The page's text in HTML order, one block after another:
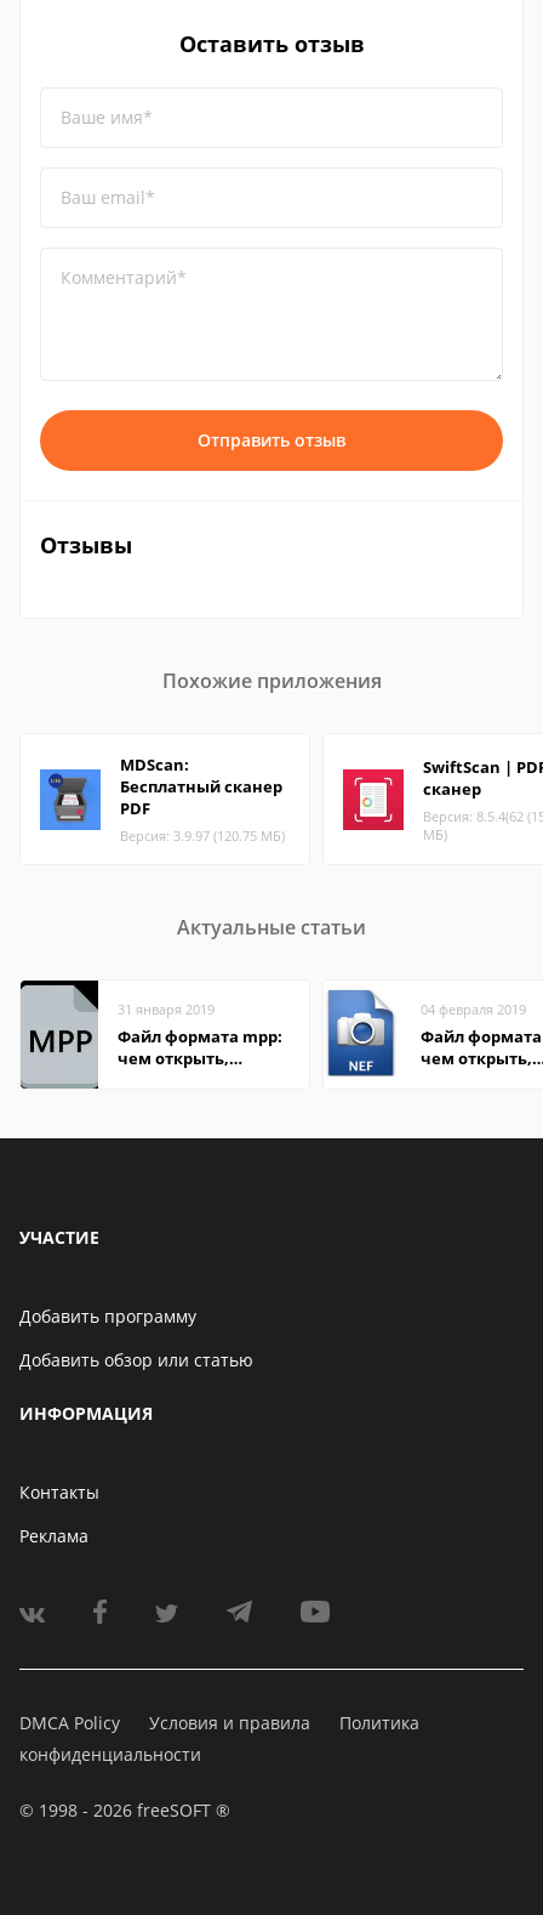
Оставить отзыв
Ваше имя*
Ваш email*
Комментарий*
Отправить отзыв
Отзывы
Похожие приложения
MDScan:
Бесплатный сканер
PDF
Версия: 3.9.97 (120.75 МБ)
SwiftScan |
сканер
Версия: 8.5.4(62
МБ)
Актуальные статьи
31 января 2019
Файл формата mpp:
чем открыть,
04 февраля 2019
Файл формата
чем открыть,
УЧАСТИЕ
Добавить программу
Добавить обзор или статью
ИНФОРМАЦИЯ
Контакты
Реклама
DMCA Policy Условия и правила
Политика
конфиденциальности
© 1998 - 2026 freeSOFT ®